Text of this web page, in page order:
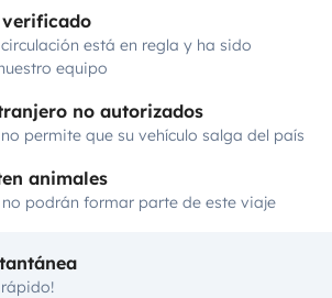
verificado
está en regla y ha sido
equipo
no autorizados
permite que su vehículo salga del país
animales
no podrán formar parte de este viaje
rápido!